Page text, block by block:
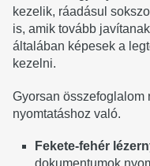
kezelik, ráadásul
is, amik tovább
általában képesek a
kezelni.
Gyorsan összefoglalom
nyomtatáshoz való.
Fekete-fehér
dokumentumok